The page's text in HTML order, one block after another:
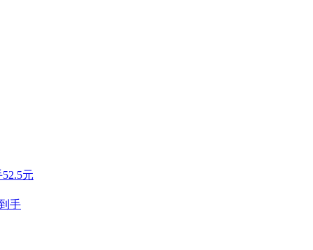
元
手